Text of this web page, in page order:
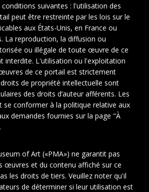
1
1967 juin 21
18 x 24 centimeters
suivantes : l'utilisation des
peut être restreinte par les lois sur le
aux États-Unis, en France ou
La reproduction, la diffusion ou
ou illégale de toute œuvre de ce
interdite. L'utilisation ou l'exploitation
de ce portail est strictement
de propriété intellectuelle sont
des droits d’auteur afférents. Les
se conformer à la politique relative aux
demandes fournies sur la page "À
of Art («PMA») ne garantit pas
œuvres et du contenu affiché sur ce
les droits de tiers. Veuillez noter qu'il
de déterminer si leur utilisation est